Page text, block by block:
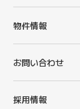
物件情報
お問い合わせ
採用情報